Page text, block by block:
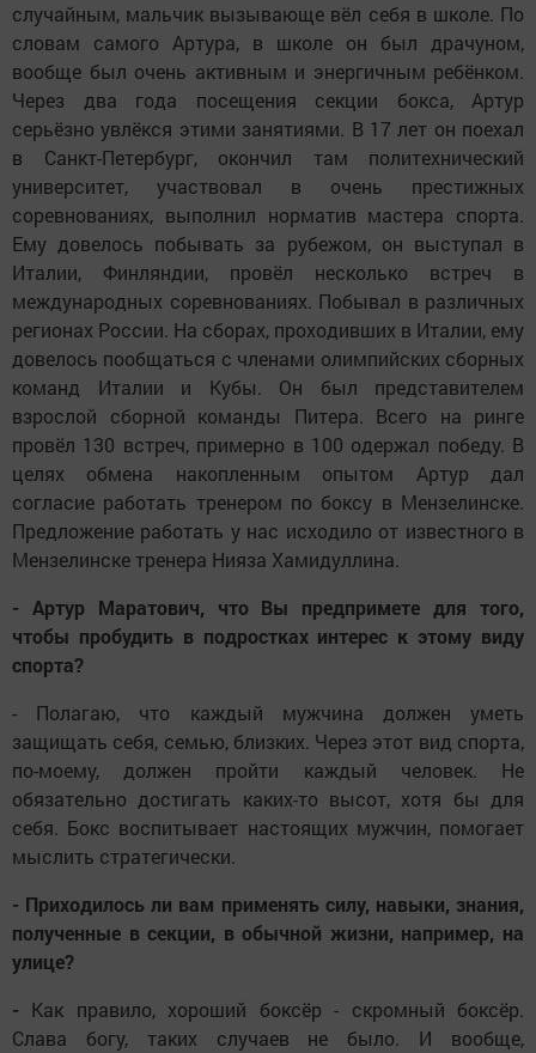
случайным, мальчик вызывающе вёл себя в школе. По
словам самого Артура, в школе он был драчуном,
вообще был очень активным и энергичным ребёнком.
Через два года посещения секции бокса, Артур
серьёзно увлёкся этими занятиями. В 17 лет он поехал
в Санкт-Петербург, окончил там политехнический
университет, участвовал в очень престижных
соревнованиях, выполнил норматив мастера спорта.
Ему довелось побывать за рубежом, он выступал в
Италии, Финляндии, провёл несколько встреч в
международных соревнованиях. Побывал в различных
регионах России. На сборах, проходивших в Италии, ему
довелось пообщаться с членами олимпийских сборных
команд Италии и Кубы. Он был представителем
взрослой сборной команды Питера. Всего на ринге
провёл 130 встреч, примерно в 100 одержал победу. В
целях обмена накопленным опытом Артур дал
согласие работать тренером по боксу в Мензелинске.
Предложение работать у нас исходило от известного в
Мензелинске тренера Нияза Хамидуллина.
- Артур Маратович, что Вы предпримете для того,
чтобы пробудить в подростках интерес к этому виду
спорта?
- Полагаю, что каждый мужчина должен уметь
защищать себя, семью, близких. Через этот вид спорта,
по-моему, должен пройти каждый человек. Не
обязательно достигать каких-то высот, хотя бы для
себя. Бокс воспитывает настоящих мужчин, помогает
мыслить стратегически.
- Приходилось ли вам применять силу, навыки, знания,
полученные в секции, в обычной жизни, например, на
улице?
- Как правило, хороший боксёр - скромный боксёр.
Слава богу, таких случаев не было. И вообще,